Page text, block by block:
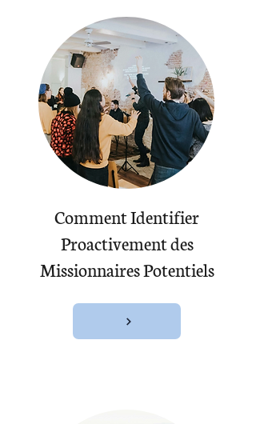
Comment Identifier
Proactivement des
Missionnaires Potentiels